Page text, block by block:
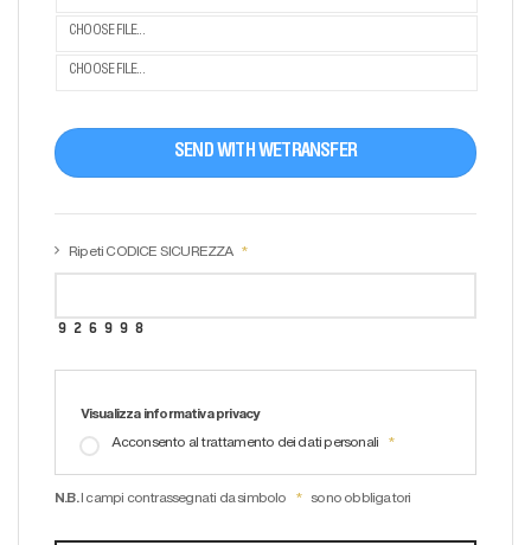
CHOOSE FILE...
CHOOSE FILE...
SEND WITH WETRANSFER
Ripeti CODICE SICUREZZA
Visualizza informativa privacy
Acconsento al trattamento dei dati personali
N.B. I campi contrassegnati da simbolo sono obbligatori